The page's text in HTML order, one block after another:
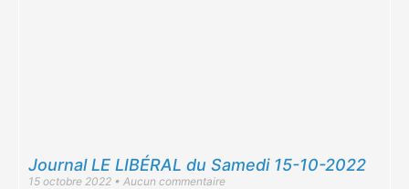
Journal LE LIBÉRAL du Samedi 15-10-2022
15 octobre 2022 Aucun commentaire